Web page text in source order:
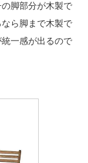
脚部分が木製で
ら脚まで木製で
一感が出るので